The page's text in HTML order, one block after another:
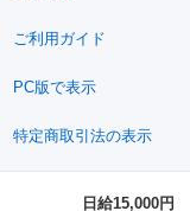
日給15,000円
ご利用ガイド
PC版で表示
特定商取引法の表示
© 2011-2026 Jimoty, Inc.